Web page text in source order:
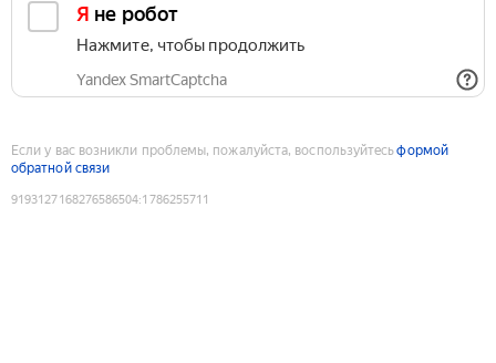
Я не робот
Нажмите, чтобы продолжить
Yandex SmartCaptcha
Если у вас возникли проблемы, пожалуйста, воспользуйтесьформой
обратной связи
9193127168276586504:1786255711